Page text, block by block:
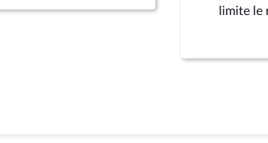
limite le